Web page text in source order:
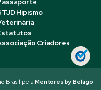
Hipismo
Criadores
Brasil pela Mentores by Belago